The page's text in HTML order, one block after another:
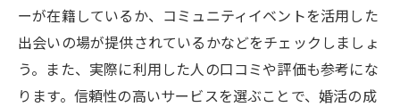
婚活のモチベーションを維持する方法
婚活仲間と一緒に楽しむためのアイデア
東京で婚活をご検討中の皆さまへ
ーが在籍しているか、コミュニティイベントを活用した
出会いの場が提供されているかなどをチェックしましょ
う。また、実際に利用した人の口コミや評価も参考にな
ります。信頼性の高いサービスを選ぶことで、婚活の成